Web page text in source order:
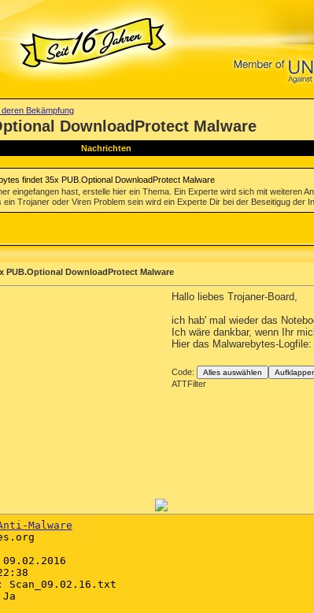
Bekämpfung
DownloadProtect Malware
Nachrichten
findet 35x PUB.Optional DownloadProtect Malware
eingefangen hast, erstelle hier ein Thema. Ein Experte wird sich mit weiteren
Trojaner oder Viren Problem sein wird ein Experte Dir bei der Beseitigug der
PUB.Optional DownloadProtect Malware
Hallo liebes Trojaner-Board,
ich hab' mal wieder das
Ich wäre dankbar, wenn Ihr
Hier das Malwarebytes-Logfile:
Code: Alles auswählen
ATTFilter
Malware